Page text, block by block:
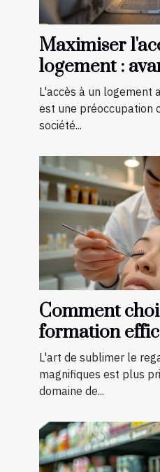
Maximiser
logement :
L'accès à un logement
est une préoccupation
société...
Comment
formation
devenir
certifiée
L'art de sublimer le
magnifiques est plus
domaine de...